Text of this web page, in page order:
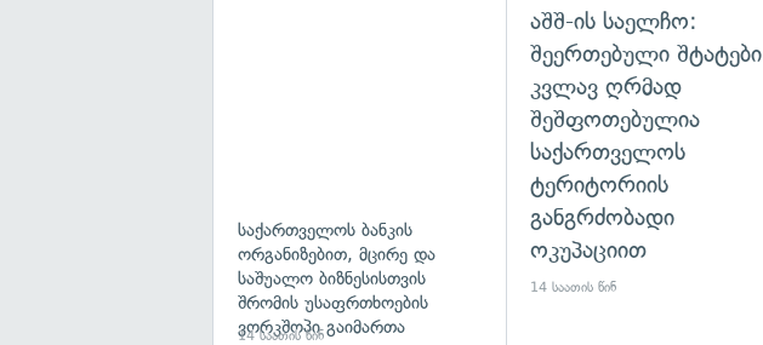
საქართველოს ბანკის
ორგანიზებით, მცირე და
საშუალო ბიზნესისთვის
შრომის უსაფრთხოების
ვორკშოპი გაიმართა
14 საათის წინ
აშშ-ის საელჩო:
შეერთებული შტატები
კვლავ ღრმად
შეშფოთებულია
საქართველოს
ტერიტორიის
განგრძობადი
ოკუპაციით
14 საათის წინ